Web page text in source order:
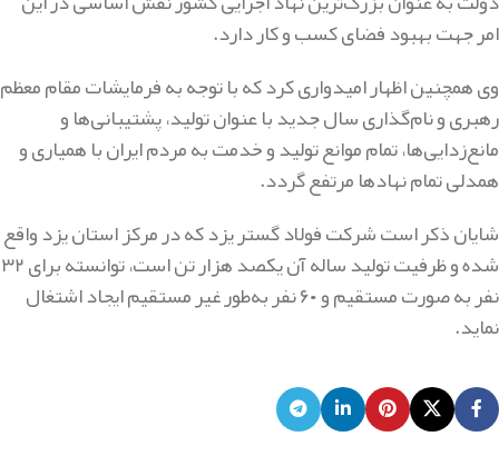
امر جهت بهبود فضای کسب و کار دارد.
وی همچنین اظهار امیدواری کرد که با توجه به فرمایشات مقام معظم
رهبری و نام‌گذاری سال جدید با عنوان تولید، پشتیبانی‌ها و
مانع‌زدایی‌ها، تمام موانع تولید و خدمت به مردم ایران با همیاری و
همدلی تمام نهادها مرتفع گردد.
شایان ذکر است شرکت فولاد گستر یزد که در مرکز استان یزد واقع
شده و ظرفیت تولید ساله آن یکصد هزار تن است، توانسته برای ۳۲
نفر به صورت مستقیم و ۶۰ نفر به‌طور غیر مستقیم ایجاد اشتغال
نماید.